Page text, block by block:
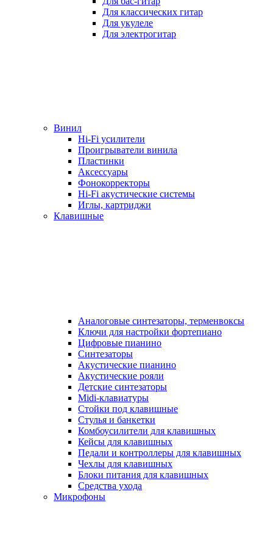
Для классических гитар
Для укулеле
Для электрогитар
Винил
Hi-Fi усилители
Проигрыватели винила
Пластинки
Аксессуары
Фонокорректоры
Hi-Fi акустические системы
Иглы, картриджи
Клавишные
Аналоговые синтезаторы, терменвоксы
Ключи для настройки фортепиано
Цифровые пианино
Синтезаторы
Акустические пианино
Акустические рояли
Детские синтезаторы
Midi-клавиатуры
Стойки под клавишные
Стулья и банкетки
Комбоусилители для клавишных
Кейсы для клавишных
Педали и контроллеры для клавишных
Чехлы для клавишных
Блоки питания для клавишных
Средства ухода
Микрофоны